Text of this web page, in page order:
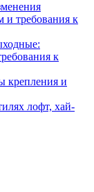
и требования к
к
крепления и
лофт, хай-